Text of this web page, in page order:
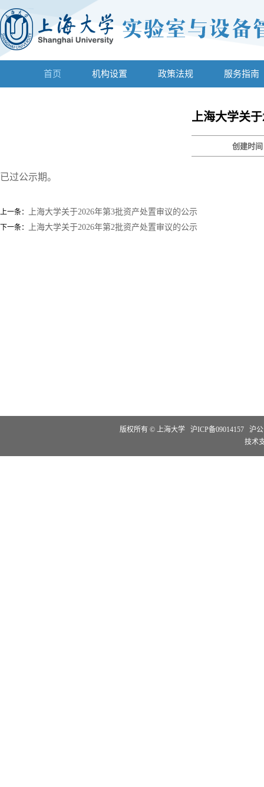
首页 机构设置 政策法规 服务指南
上海大学关
创建时
已过公示期。
上一条： 上海大学关于2026年第3批资产处置审议的公示
下一条： 上海大学关于2026年第2批资产处置审议的公示
版权所有 © 上海大学 沪ICP备09014157
沪
技术